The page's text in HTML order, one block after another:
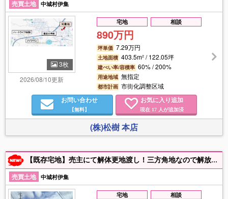
売買土地 中城村伊集
3枚
2026/08/10更新
宅地 相談
890万円
坪単価 7.29万円
土地面積 403.5m² / 122.05坪
建ぺい率/容積率 60% / 200%
用途地域 無指定
都市計画 市街化調整区域
お問い合わせ
【無料】
お気に入り追加
現在 17人が追加済
(株)松樹 本店
【既存宅地】売主にて解体更地渡し！三方角地なので解放感があります♪病院や商業施設近くで生活に便利なエリアです！用途等についてお気軽にお問い合わせください♪物件資料等で詳細をご案内させて頂きます‼
売買土地 中城村伊集
宅地 相談